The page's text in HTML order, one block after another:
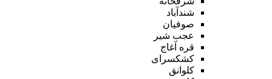
شندآباد
صوفیان
عجب شیر
قره آغاج
کشکسرای
کلوانق